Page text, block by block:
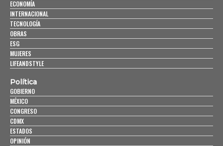
ECONOMÍA
INTERNACIONAL
TECNOLOGÍA
OBRAS
ESG
MUJERES
LIFEANDSTYLE
Política
GOBIERNO
MÉXICO
CONGRESO
CDMX
ESTADOS
OPINIÓN